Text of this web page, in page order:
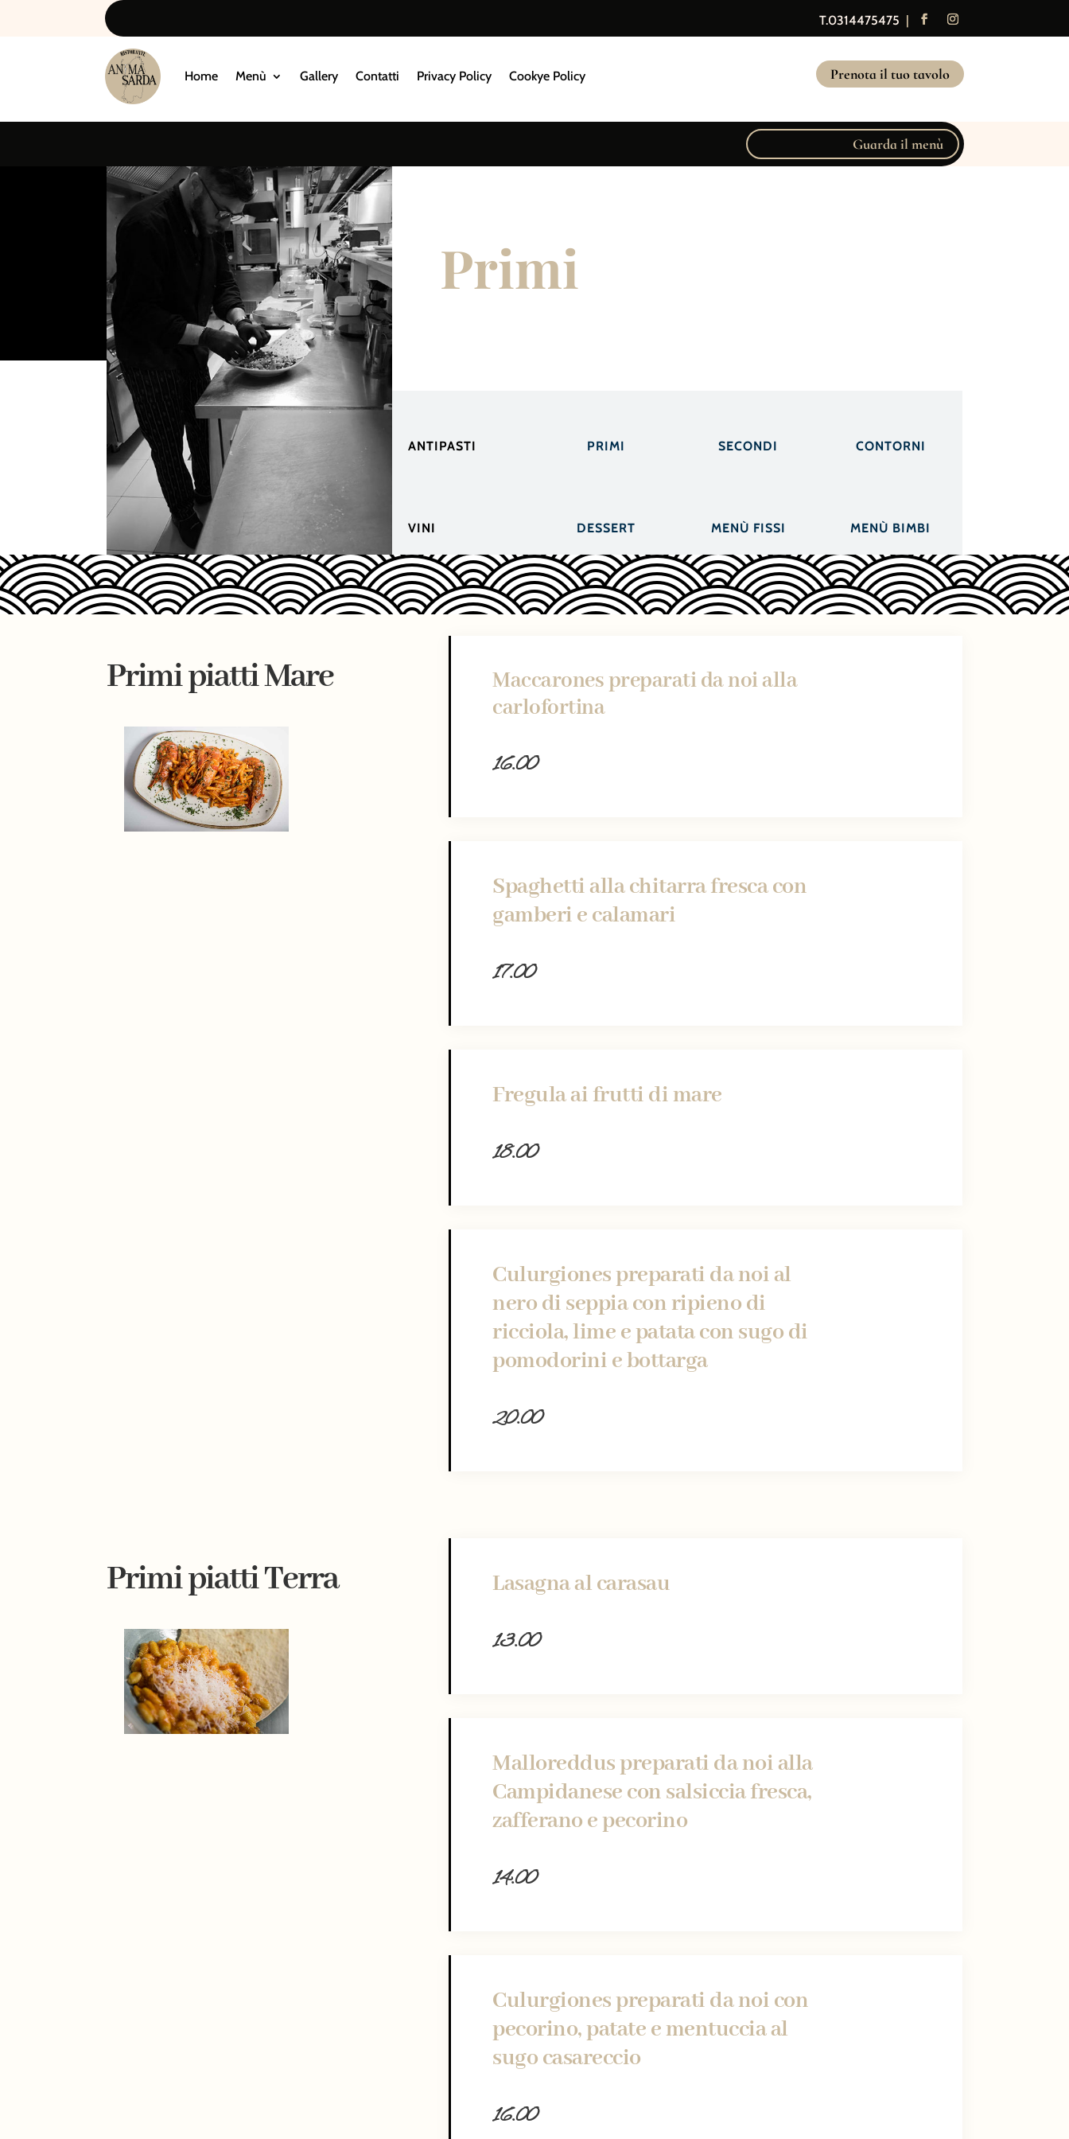
T.0314475475 |
Home Menù Gallery Contatti Privacy Policy Cookye Policy Prenota il tuo tavolo
Guarda il menù
Primi
ANTIPASTI PRIMI SECONDI CONTORNI
VINI DESSERT MENÙ FISSI MENÙ BIMBI
Primi piatti Mare
Maccarones preparati da noi alla
carlofortina
16.00
Spaghetti alla chitarra fresca con
gamberi e calamari
17.00
Fregula ai frutti di mare
18.00
Culurgiones preparati da noi al
nero di seppia con ripieno di
ricciola, lime e patata con sugo di
pomodorini e bottarga
20.00
Primi piatti Terra Lasagna al carasau
13.00
Malloreddus preparati da noi alla
Campidanese con salsiccia fresca,
zafferano e pecorino
14.00
Culurgiones preparati da noi con
pecorino, patate e mentuccia al
sugo casareccio
16.00